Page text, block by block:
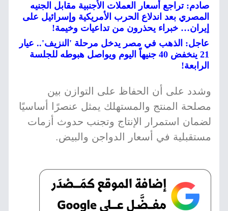
صادم: تراجع أسعار العملات الأجنبية مقابل الجنيه
المصري بعد اندلاع الحرب الأمريكية وإسرائيل على
إيران… خبراء يحذرون من تداعيات وخيمة!
عاجل: الذهب في مصر يدخل مرحلة 'النزيف'.. عيار
21 ينخفض 40 جنيهاً اليوم ويواصل هبوطه للجلسة
الرابعة!
وشدد على أن الحفاظ على التوازن بين
مصلحة المنتج والمستهلك يمثل عنصرًا أساسيًا
لضمان استمرار الإنتاج وتجنب حدوث أزمات
مستقبلية في أسعار الدواجن والبيض.